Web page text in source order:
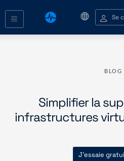
Se
BLOG
Simplifier la
infrastructures
J'essaie